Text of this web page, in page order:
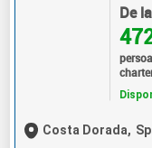
De la
Costa Dorada,